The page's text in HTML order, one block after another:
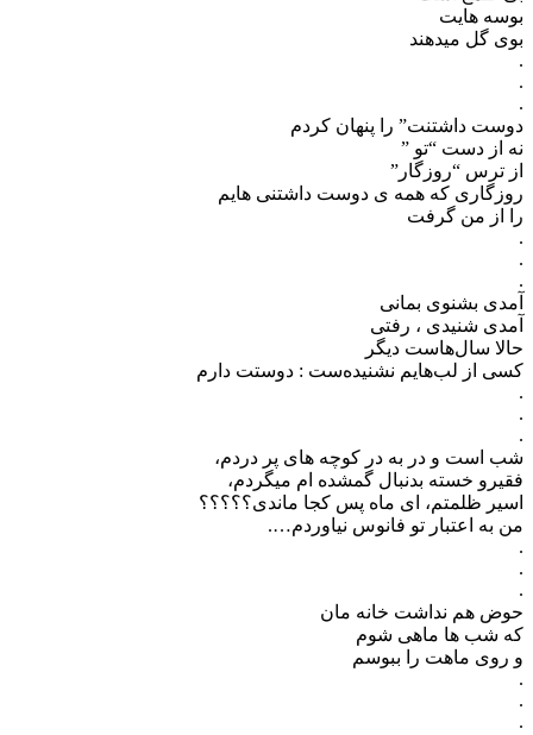
بوسه هایت
بوی گل میدهند
.
.
.
دوست داشتنت” را پنهان کردم
نه از دست “تو ”
از ترس “روزگار”
روزگاری که همه ی دوست داشتنی هایم
را از من گرفت
.
.
.
آمدی بشنوی بمانی
آمدی شنیدی ، رفتی
حالا سال‌هاست دیگر
کسی از لب‌هایم نشنیده‌ست : دوستت دارم
.
.
.
شب است و در به در کوچه های پر دردم،
فقیرو خسته بدنبال گمشده ام میگردم،
اسیر ظلمتم، ای ماه پس کجا ماندی؟؟؟؟؟
من به اعتبار تو فانوس نیاوردم….
.
.
.
حوض هم نداشت خانه مان
که شب ها ماهی شوم
و روی ماهت را ببوسم
.
.
.